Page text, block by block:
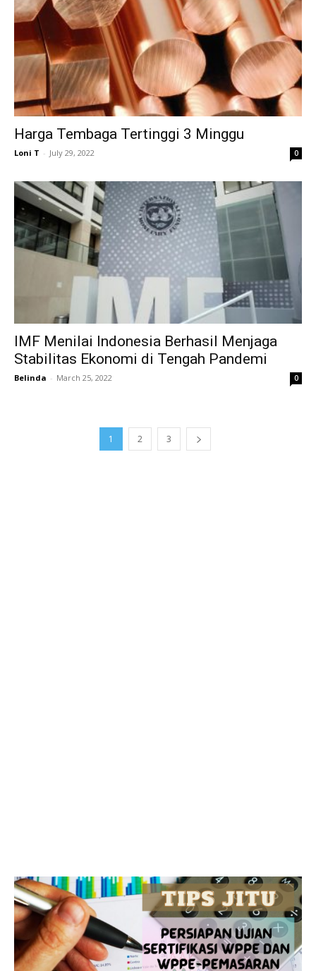
Harga Tembaga Tertinggi 3 Minggu
Loni T - July 29, 2022 0
IMF Menilai Indonesia Berhasil Menjaga
Stabilitas Ekonomi di Tengah Pandemi
Belinda - March 25, 2022 0
1 2 3